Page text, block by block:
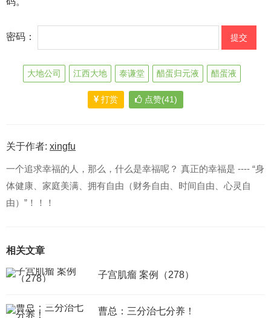
密码：
大地公司 江西大地 泰谦堂 醋蛋归元液 醋蛋液
打赏 点赞(41)
关于作者: xingfu
一个追求幸福的人，那么，什么是幸福呢？ 真正的幸福是 ---- “身
体健康、家庭美满、拥有自由（财务自由、时间自由、心灵自
由）”！！！
相关文章
子宫肌瘤 案例（278）
曹总：三分治七分养！